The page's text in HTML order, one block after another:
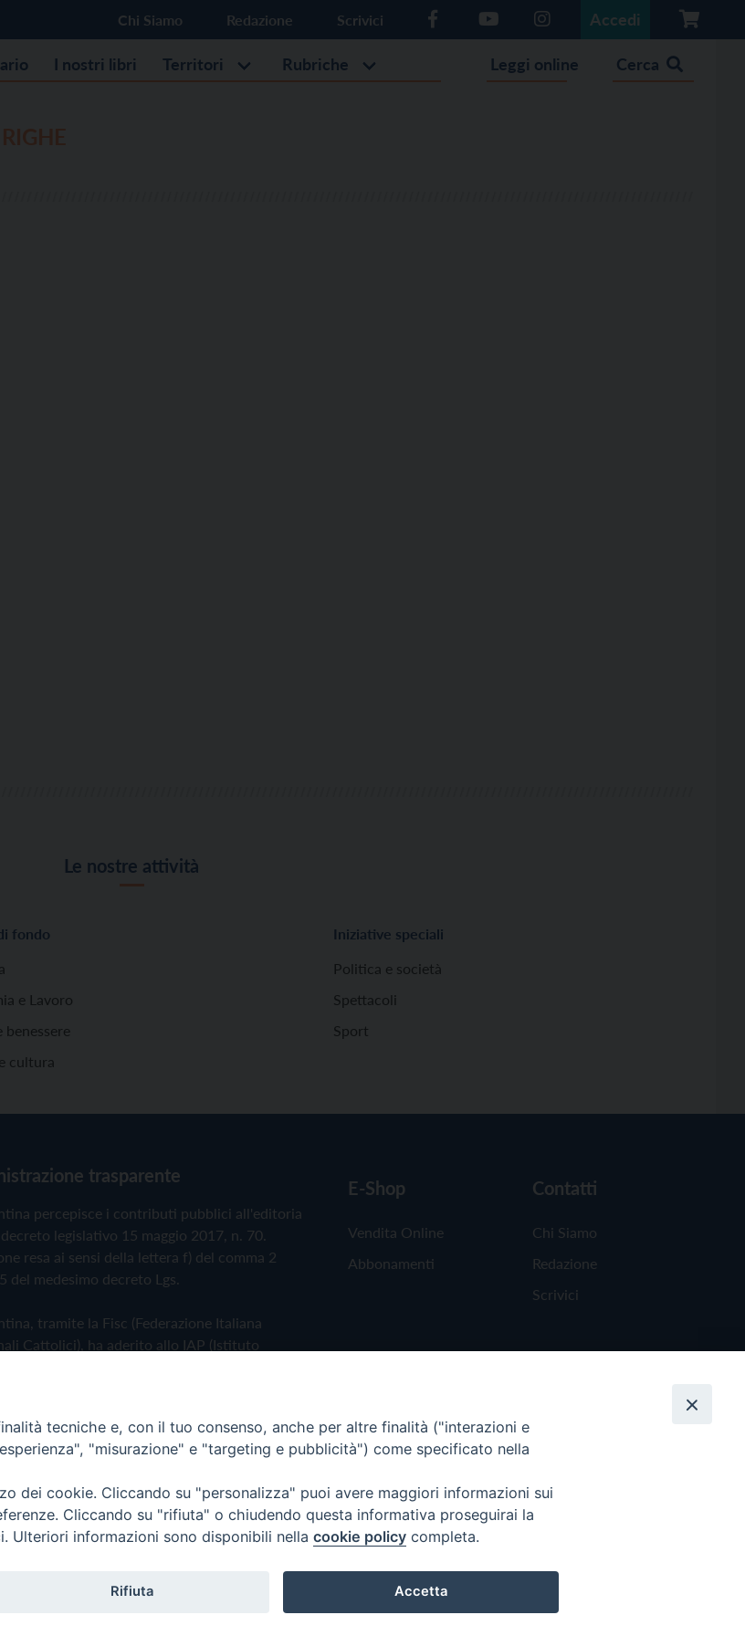
Chi Siamo Redazione Scrivici Accedi
I nostri libri Territori Rubriche Leggi online Cerca
Le nostre attività
fondo
e Lavoro
benessere
cultura
Iniziative speciali
Politica e società
Spettacoli
Sport
trasparente
percepisce i contributi pubblici all'editoria
legislativo 15 maggio 2017, n. 70.
resa ai sensi della lettera f) del comma 2
del medesimo decreto Lgs.
tramite la Fisc (Federazione Italiana
Cattolici), ha aderito allo IAP (Istituto
Policy Cookie Policy
E-Shop
Vendita Online
Abbonamenti
Contatti
Chi Siamo
Redazione
Scrivici
tecniche e, con il tuo consenso, anche per altre finalità ("interazioni e
"misurazione" e "targeting e pubblicità") come specificato nella
dei cookie. Cliccando su "personalizza" puoi avere maggiori informazioni sui
Cliccando su "rifiuta" o chiudendo questa informativa proseguirai la
Ulteriori informazioni sono disponibili nella cookie policy completa.
Rifiuta Accetta